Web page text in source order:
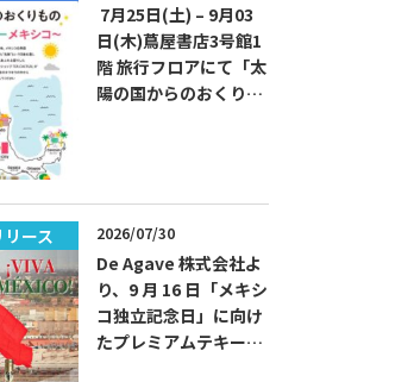
7月25日(土) – 9月03
日(木)蔦屋書店3号館1
階 旅行フロアにて「太
陽の国からのおくりも
ース 2026/07/30
De Agave 株式会社よ
り、9 月 16 日「メキシ
コ独立記念日」に向け
たプレミアムテキーラ